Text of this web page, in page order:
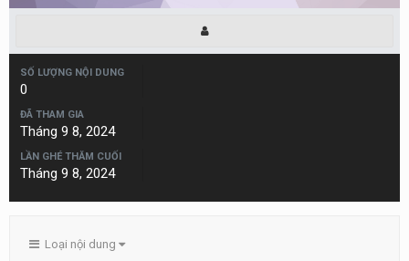
SỐ LƯỢNG NỘI DUNG
0
ĐÃ THAM GIA
Tháng 9 8, 2024
LẦN GHÉ THĂM CUỐI
Tháng 9 8, 2024
Loại nội dung